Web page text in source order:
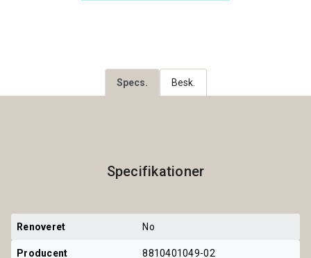
Specs. Besk.
Specifikationer
Renoveret No
Producent
8810401049-02